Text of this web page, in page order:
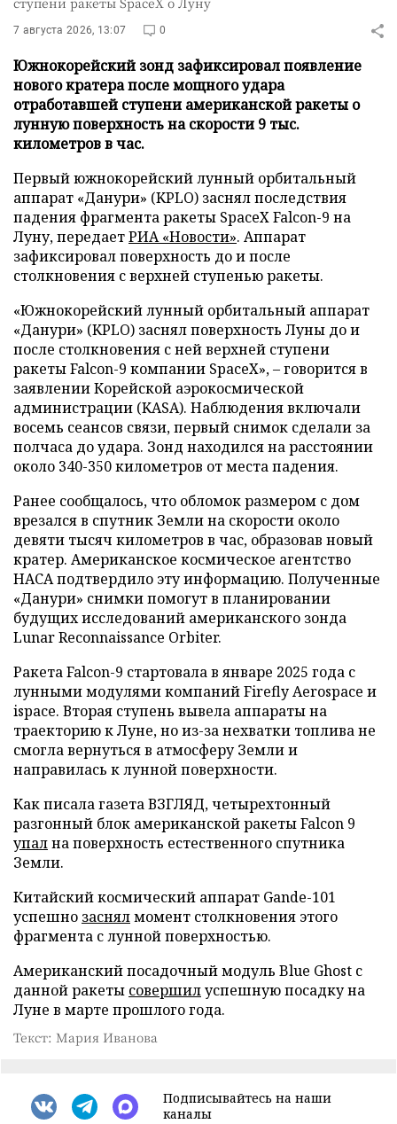
7 августа 2026, 13:07 0
Южнокорейский зонд зафиксировал появление
нового кратера после мощного удара
отработавшей ступени американской ракеты о
лунную поверхность на скорости 9 тыс.
километров в час.
Первый южнокорейский лунный орбитальный
аппарат «Данури» (KPLO) заснял последствия
падения фрагмента ракеты SpaceX Falcon-9 на
Луну, передаетРИА «Новости». Аппарат
зафиксировал поверхность до и после
столкновения с верхней ступенью ракеты.
«Южнокорейский лунный орбитальный аппарат
«Данури» (KPLO) заснял поверхность Луны до и
после столкновения с ней верхней ступени
ракеты Falcon-9 компании SpaceX», – говорится в
заявлении Корейской аэрокосмической
администрации (KASA). Наблюдения включали
восемь сеансов связи, первый снимок сделали за
полчаса до удара. Зонд находился на расстоянии
около 340-350 километров от места падения.
Ранее сообщалось, что обломок размером с дом
врезался в спутник Земли на скорости около
девяти тысяч километров в час, образовав новый
кратер. Американское космическое агентство
НАСА подтвердило эту информацию. Полученные
«Данури» снимки помогут в планировании
будущих исследований американского зонда
Lunar Reconnaissance Orbiter.
Ракета Falcon-9 стартовала в январе 2025 года с
лунными модулями компаний Firefly Aerospace и
ispace. Вторая ступень вывела аппараты на
траекторию к Луне, но из-за нехватки топлива не
смогла вернуться в атмосферу Земли и
направилась к лунной поверхности.
Как писала газета ВЗГЛЯД, четырехтонный
разгонный блок американской ракеты Falcon 9
упална поверхность естественного спутника
Земли.
Китайский космический аппарат Gande-101
успешно заснялмомент столкновения этого
фрагмента с лунной поверхностью.
Американский посадочный модуль Blue Ghost с
данной ракеты совершилуспешную посадку на
Луне в марте прошлого года.
Текст: Мария Иванова
Подписывайтесь на наши
каналы